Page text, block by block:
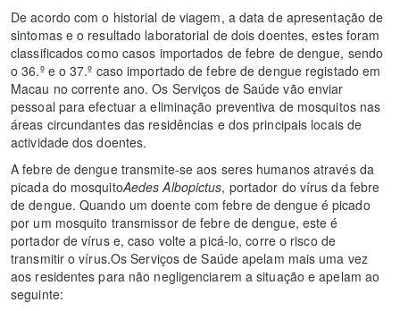
De acordo com o historial de viagem, a data de apresentação de
sintomas e o resultado laboratorial de dois doentes, estes foram
classificados como casos importados de febre de dengue, sendo
o 36.º e o 37.º caso importado de febre de dengue registado em
Macau no corrente ano. Os Serviços de Saúde vão enviar
pessoal para efectuar a eliminação preventiva de mosquitos nas
áreas circundantes das residências e dos principais locais de
actividade dos doentes.
A febre de dengue transmite-se aos seres humanos através da
picada do mosquitoAedes Albopictus, portador do vírus da febre
de dengue. Quando um doente com febre de dengue é picado
por um mosquito transmissor de febre de dengue, este é
portador de vírus e, caso volte a picá-lo, corre o risco de
transmitir o vírus.Os Serviços de Saúde apelam mais uma vez
aos residentes para não negligenciarem a situação e apelam ao
seguinte: